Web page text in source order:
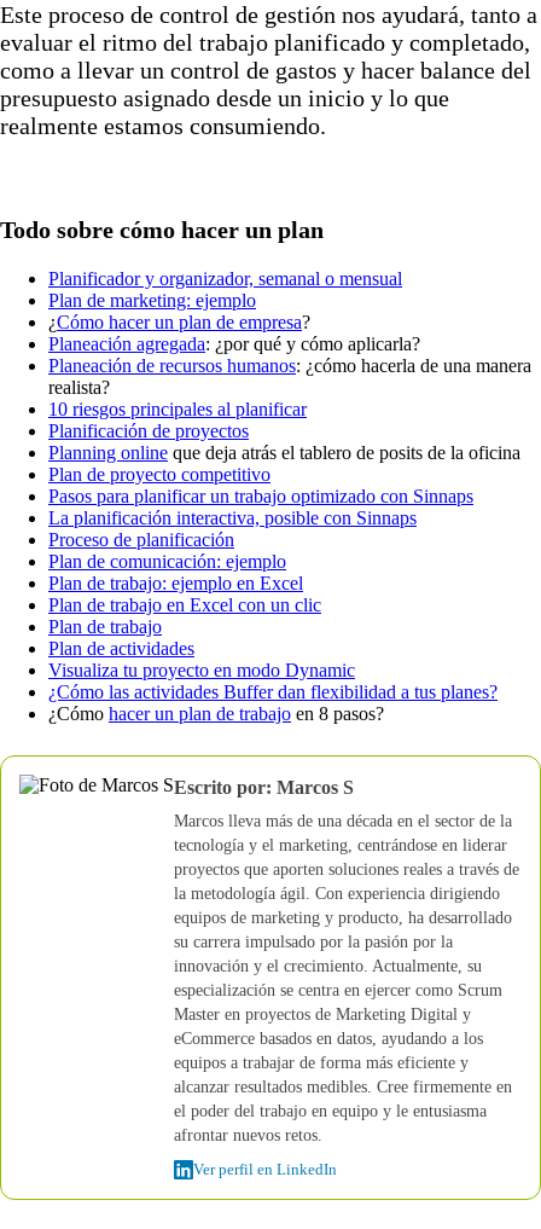
Este proceso de control de gestión nos ayudará, tanto a
evaluar el ritmo del trabajo planificado y completado,
como a llevar un control de gastos y hacer balance del
presupuesto asignado desde un inicio y lo que
realmente estamos consumiendo.
Todo sobre cómo hacer un plan
Planificador y organizador, semanal o mensual
Plan de marketing: ejemplo
¿Cómo hacer un plan de empresa?
Planeación agregada: ¿por qué y cómo aplicarla?
Planeación de recursos humanos: ¿cómo hacerla de una manera
realista?
10 riesgos principales al planificar
Planificación de proyectos
Planning online que deja atrás el tablero de posits de la oficina
Plan de proyecto competitivo
Pasos para planificar un trabajo optimizado con Sinnaps
La planificación interactiva, posible con Sinnaps
Proceso de planificación
Plan de comunicación: ejemplo
Plan de trabajo: ejemplo en Excel
Plan de trabajo en Excel con un clic
Plan de trabajo
Plan de actividades
Visualiza tu proyecto en modo Dynamic
¿Cómo las actividades Buffer dan flexibilidad a tus planes?
¿Cómo hacer un plan de trabajo en 8 pasos?
Escrito por: Marcos S
Marcos lleva más de una década en el sector de la
tecnología y el marketing, centrándose en liderar
proyectos que aporten soluciones reales a través de
la metodología ágil. Con experiencia dirigiendo
equipos de marketing y producto, ha desarrollado
su carrera impulsado por la pasión por la
innovación y el crecimiento. Actualmente, su
especialización se centra en ejercer como Scrum
Master en proyectos de Marketing Digital y
eCommerce basados en datos, ayudando a los
equipos a trabajar de forma más eficiente y
alcanzar resultados medibles. Cree firmemente en
el poder del trabajo en equipo y le entusiasma
afrontar nuevos retos.
Ver perfil en LinkedIn